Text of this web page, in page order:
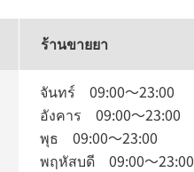
ร้านขายยา
จันทร์ 09:00～23:00
อังคาร 09:00～23:00
พุธ 09:00～23:00
พฤหัสบดี 09:00～23:00